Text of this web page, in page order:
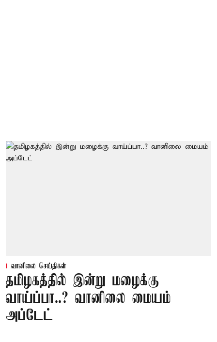
வானிலை செய்திகள்
தமிழகத்தில் இன்று மழைக்கு
வாய்ப்பா..? வானிலை மையம்
அப்டேட்